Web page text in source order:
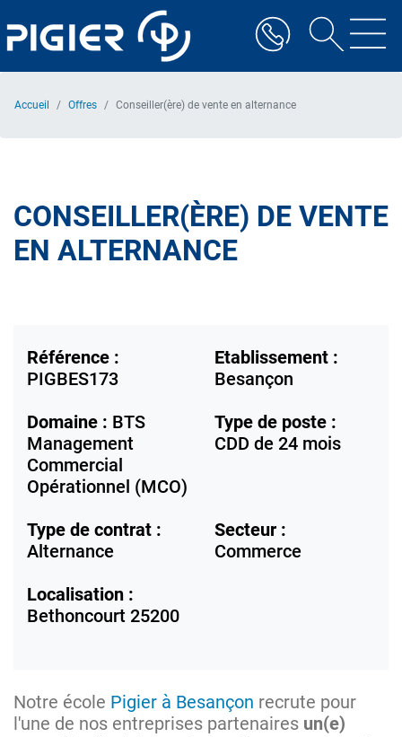
au
contenu
Accueil Offres Conseiller(ère) de vente en alternance
CONSEILLER(ÈRE) DE VENTE
EN ALTERNANCE
Référence :
PIGBES173
Etablissement :
Besançon
Domaine : BTS
Management
Commercial
Opérationnel (MCO)
Type de poste :
CDD de 24 mois
Type de contrat :
Alternance
Secteur :
Commerce
Localisation :
Bethoncourt 25200
Notre école Pigier à Besançon recrute pour
l'une de nos entreprises partenaires un(e)